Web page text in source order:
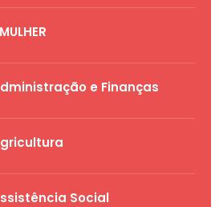
e Finanças
Social